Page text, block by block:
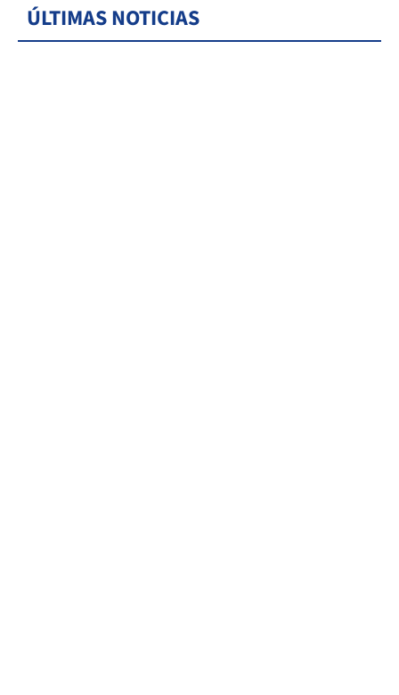
ÚLTIMAS NOTICIAS